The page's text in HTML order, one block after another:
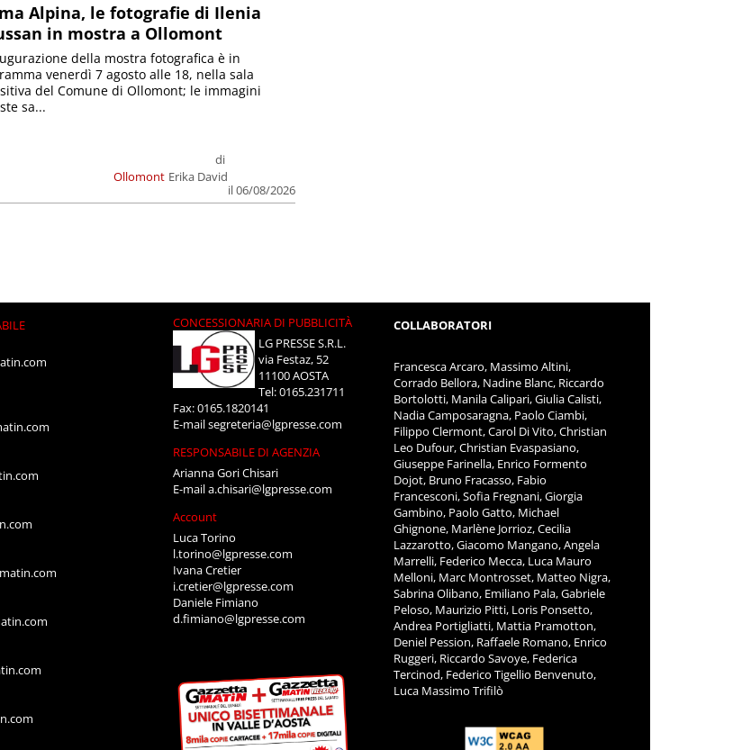
Alpina, le fotografie di Ilenia
in mostra a Ollomont
Ollomont
di
Erika David
il 06/08/2026
della mostra fotografica è in
venerdì 7 agosto alle 18, nella sala
del Comune di Ollomont; le immagini
sa...
CONCESSIONARIA DI PUBBLICITÀ
LG PRESSE S.R.L.
via Festaz, 52
11100 AOSTA
Tel: 0165.231711
Fax: 0165.1820141
E-mailsegreteria@lgpresse.com
RESPONSABILE DI AGENZIA
Arianna Gori Chisari
E-maila.chisari@lgpresse.com
Account
Luca Torino
l.torino@lgpresse.com
Ivana Cretier
i.cretier@lgpresse.com
Daniele Fimiano
d.fimiano@lgpresse.com
COLLABORATORI
Francesca Arcaro, Massimo Altini,
Corrado Bellora, Nadine Blanc, Riccardo
Bortolotti, Manila Calipari, Giulia Calisti,
Nadia Camposaragna, Paolo Ciambi,
Filippo Clermont, Carol Di Vito, Christian
Leo Dufour, Christian Evaspasiano,
Giuseppe Farinella, Enrico Formento
Dojot, Bruno Fracasso, Fabio
Francesconi, Sofia Fregnani, Giorgia
Gambino, Paolo Gatto, Michael
Ghignone, Marlène Jorrioz, Cecilia
Lazzarotto, Giacomo Mangano, Angela
Marrelli, Federico Mecca, Luca Mauro
Melloni, Marc Montrosset, Matteo Nigra,
Sabrina Olibano, Emiliano Pala, Gabriele
Peloso, Maurizio Pitti, Loris Ponsetto,
Andrea Portigliatti, Mattia Pramotton,
Deniel Pession, Raffaele Romano, Enrico
Ruggeri, Riccardo Savoye, Federica
Tercinod, Federico Tigellio Benvenuto,
Luca Massimo Trifilò